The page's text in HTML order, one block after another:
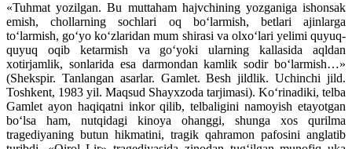
«Tuhmat yozilgan. Bu muttaham hajvchining yozganiga ishonsak
emish, chollarning sochlari oq bo‘larmish, betlari ajinlarga
to‘larmish, go‘yo ko‘zlaridan mum shirasi va olxo‘lari yelimi quyuq-
quyuq oqib ketarmish va go‘yoki ularning kallasida aqldan
xotirjamlik, sonlarida esa darmondan kamlik sodir bo‘larmish…»
(Shekspir. Tanlangan asarlar. Gamlet. Besh jildlik. Uchinchi jild.
Toshkent, 1983 yil. Maqsud Shayxzoda tarjimasi). Ko‘rinadiki, telba
Gamlet ayon haqiqatni inkor qilib, telbaligini namoyish etayotgan
bo‘lsa ham, nutqidagi kinoya ohanggi, shunga xos qurilma
tragediyaning butun hikmatini, tragik qahramon pafosini anglatib